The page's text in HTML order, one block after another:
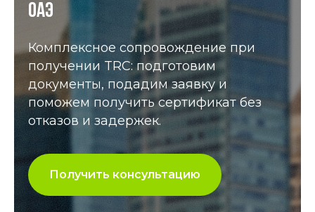
ОАЭ
Комплексное сопровождение при
получении TRC: подготовим
документы, подадим заявку и
поможем получить сертификат без
отказов и задержек.
Получить консультацию